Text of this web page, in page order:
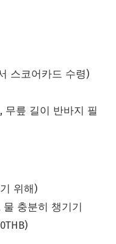
스코어카드 수령)
무릎 길이 반바지 필
위해)
충분히 챙기기